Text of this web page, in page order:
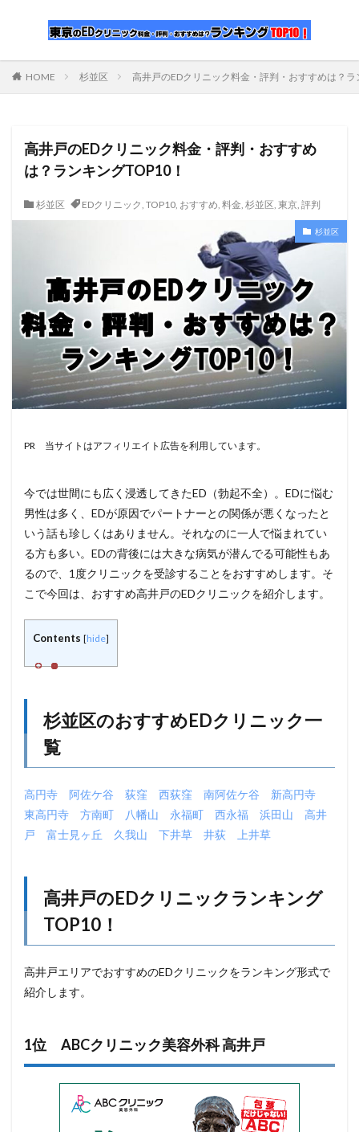
HOME 杉並区 高井戸のEDクリニック料金・評判・おすすめは？
高井戸のEDクリニック料金・評判・おすすめ
は？ランキングTOP10！
杉並区 EDクリニック, TOP10, おすすめ, 料金, 杉並区, 東京, 評判
杉並区
PR 当サイトはアフィリエイト広告を利用しています。
今では世間にも広く浸透してきたED（勃起不全）。EDに悩む
男性は多く、EDが原因でパートナーとの関係が悪くなったと
いう話も珍しくはありません。それなのに一人で悩まれてい
る方も多い。EDの背後には大きな病気が潜んでる可能性もあ
るので、1度クリニックを受診することをおすすめします。そ
こで今回は、おすすめ高井戸のEDクリニックを紹介します。
Contents [hide]
杉並区のおすすめEDクリニック一
覧
高円寺 阿佐ケ谷 荻窪 西荻窪 南阿佐ケ谷
新高円寺
東高円寺
方南町 八幡山 永福町 西永福 浜田山
高井
戸
富士見ヶ丘 久我山 下井草 井荻 上井草
高井戸のEDクリニックランキング
TOP10！
高井戸エリアでおすすめのEDクリニックをランキング形式で
紹介します。
1位 ABCクリニック美容外科 高井戸